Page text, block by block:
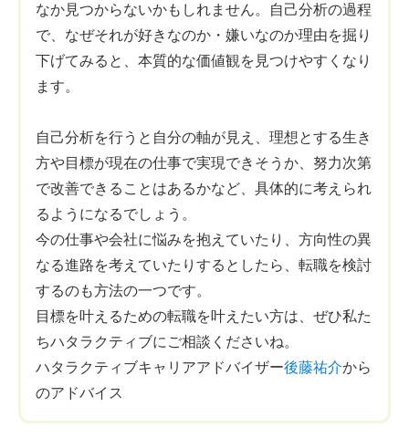
なか見つからないかもしれません。自己分析の過程
で、なぜそれが好きなのか・嫌いなのか理由を掘り
下げてみると、本質的な価値観を見つけやすくなり
ます。
自己分析を行うと自分の軸が見え、理想とする生き
方や目標が現在の仕事で実現できそうか、努力次第
で改善できることはあるかなど、具体的に考えられ
るようになるでしょう。
今の仕事や会社に悩みを抱えていたり、方向性の異
なる進路を考えていたりするとしたら、転職を検討
するのも方法の一つです。
目標を叶えるための転職を叶えたい方は、ぜひ私た
ちハタラクティブにご相談くださいね。
ハタラクティブキャリアアドバイザー後藤祐介から
のアドバイス